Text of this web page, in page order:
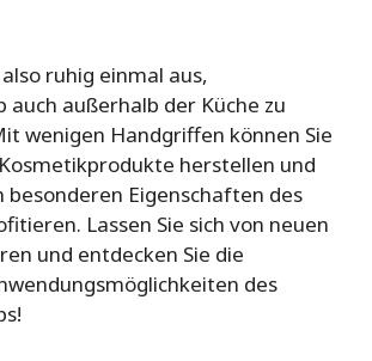
ruhig einmal aus,
auch außerhalb der Küche zu
wenigen Handgriffen können Sie
herstellen und
besonderen Eigenschaften des
Lassen Sie sich von neuen
und entdecken Sie die
des